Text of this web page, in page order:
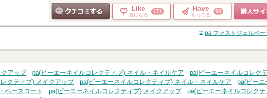
クチコミする
Like
気になる
171 Have
もってる
99
ショッピ
pa ファストジェルペー
アップ pa(ピーエーネイルコレクティブ) ネイル・ネイルケア
pa(ピーエーネイルコレク
クティブ) メイクアップ pa(ピーエーネイルコレクティブ) ネイル・ネイルケア
pa(ピーエ
ベースコート
pa(ピーエーネイルコレクティブ) メイクアップ
pa(ピーエーネイルコレクテ